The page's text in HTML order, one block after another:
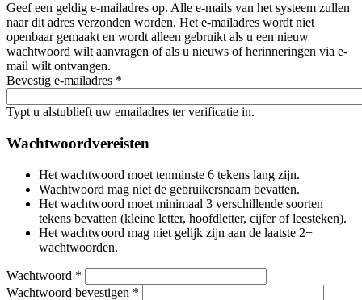
Geef een geldig e-mailadres op. Alle e-mails van het systeem zullen
naar dit adres verzonden worden. Het e-mailadres wordt niet
openbaar gemaakt en wordt alleen gebruikt als u een nieuw
wachtwoord wilt aanvragen of als u nieuws of herinneringen via e-
mail wilt ontvangen.
Bevestig e-mailadres *
Typt u alstublieft uw emailadres ter verificatie in.
Wachtwoordvereisten
Het wachtwoord moet tenminste 6 tekens lang zijn.
Wachtwoord mag niet de gebruikersnaam bevatten.
Het wachtwoord moet minimaal 3 verschillende soorten
tekens bevatten (kleine letter, hoofdletter, cijfer of leesteken).
Het wachtwoord mag niet gelijk zijn aan de laatste 2+
wachtwoorden.
Wachtwoord *
Wachtwoord bevestigen *